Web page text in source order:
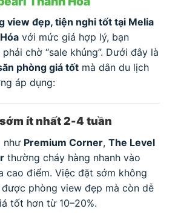
view đẹp, tiện nghi tốt tại Melia
với mức giá hợp lý, bạn
chờ “sale khủng”. Dưới đây là
phòng giá tốt mà dân du lịch
áp dụng:
ít nhất 2-4 tuần
như Premium Corner, The Level
thường cháy hàng nhanh vào
cao điểm. Việc đặt sớm không
phòng view đẹp mà còn dễ
tốt hơn từ 10–20%.